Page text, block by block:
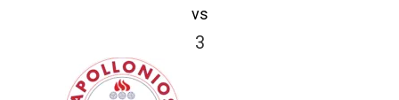
vs
3